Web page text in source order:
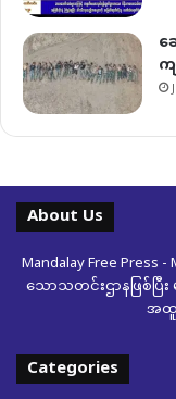
က
About Us
Mandalay Free
သောသတင်းဌာနဖြစ်ပြီ
အ
Categories